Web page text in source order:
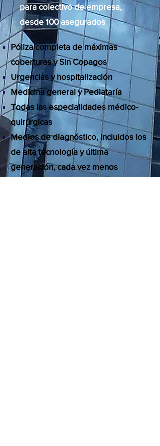
para colectivo de empresa,
desde 100 asegurados
Póliza completa de máximas
coberturas y Sin Copagos
Urgencias y hospitalización
Medicina general y Pediataría
Todas las especialidades médico-
quirúrgicas
Medios de diagnóstico, incluidos los
de alta tecnología y última
generación, cada vez menos